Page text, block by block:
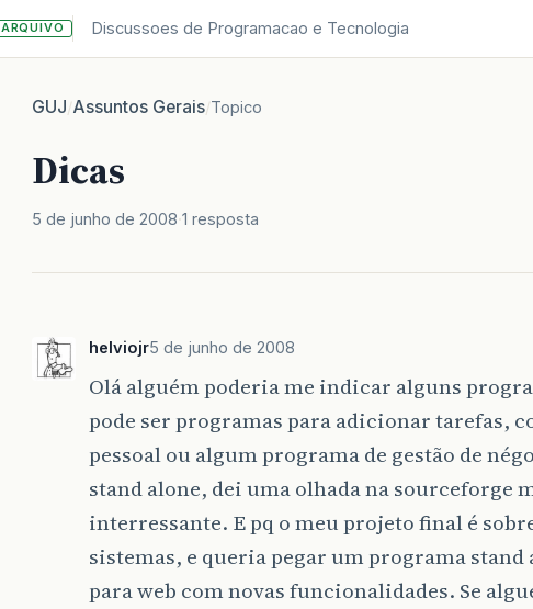
ARQUIVO Discussoes de Programacao e Tecnologia
GUJ/Assuntos Gerais/Topico
Dicas
5 de junho de 2008 1 resposta
helviojr5 de junho de 2008
Olá alguém poderia me indicar alguns
pode ser programas para adicionar tarefas,
pessoal ou algum programa de gestão de
stand alone, dei uma olhada na sourceforge
interressante. E pq o meu projeto final é
sistemas, e queria pegar um programa stand
para web com novas funcionalidades. Se